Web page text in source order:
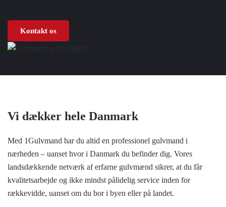
Kontakt os
Vi dækker hele Danmark
Med 1Gulvmand har du altid en professionel gulvmand i
nærheden – uanset hvor i Danmark du befinder dig. Vores
landsdækkende netværk af erfarne gulvmænd sikrer, at du får
kvalitetsarbejde og ikke mindst pålidelig service inden for
rækkevidde, uanset om du bor i byen eller på landet.